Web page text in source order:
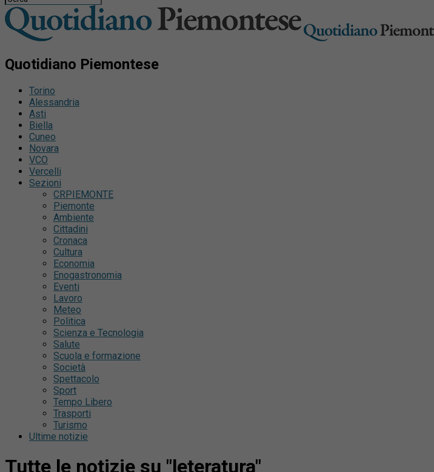
Quotidiano Piemontese
Torino
Alessandria
Asti
Biella
Cuneo
Novara
VCO
Vercelli
Sezioni
CRPIEMONTE
Piemonte
Ambiente
Cittadini
Cronaca
Cultura
Economia
Enogastronomia
Eventi
Lavoro
Meteo
Politica
Scienza e Tecnologia
Salute
Scuola e formazione
Società
Spettacolo
Sport
Tempo Libero
Trasporti
Turismo
Ultime notizie
Tutte le notizie su "leteratura"